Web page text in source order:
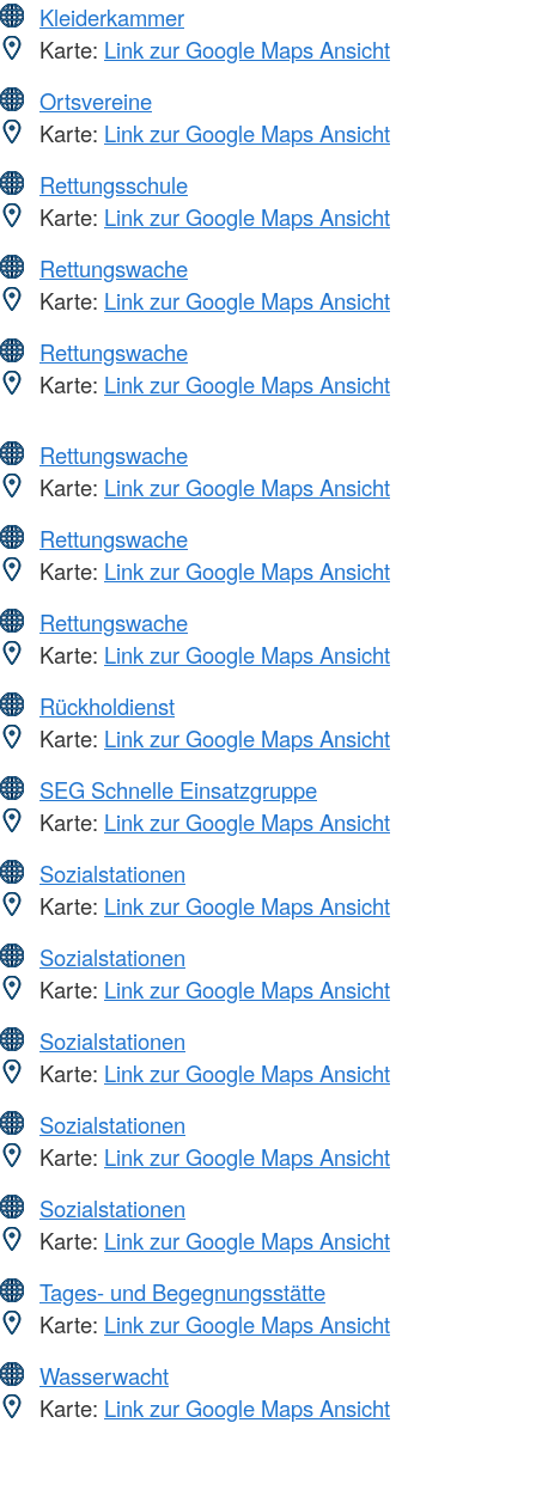
Kleiderkammer
Karte: Link zur Google Maps Ansicht
Ortsvereine
Karte: Link zur Google Maps Ansicht
Rettungsschule
Karte: Link zur Google Maps Ansicht
Rettungswache
Karte: Link zur Google Maps Ansicht
Rettungswache
Karte: Link zur Google Maps Ansicht
Rettungswache
Karte: Link zur Google Maps Ansicht
Rettungswache
Karte: Link zur Google Maps Ansicht
Rettungswache
Karte: Link zur Google Maps Ansicht
Rückholdienst
Karte: Link zur Google Maps Ansicht
SEG Schnelle Einsatzgruppe
Karte: Link zur Google Maps Ansicht
Sozialstationen
Karte: Link zur Google Maps Ansicht
Sozialstationen
Karte: Link zur Google Maps Ansicht
Sozialstationen
Karte: Link zur Google Maps Ansicht
Sozialstationen
Karte: Link zur Google Maps Ansicht
Sozialstationen
Karte: Link zur Google Maps Ansicht
Tages- und Begegnungsstätte
Karte: Link zur Google Maps Ansicht
Wasserwacht
Karte: Link zur Google Maps Ansicht